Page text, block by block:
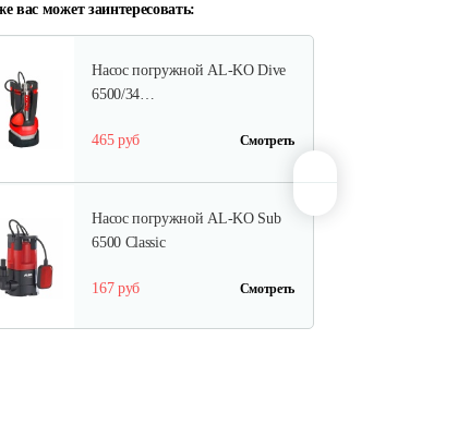
вас может заинтересовать:
Насос погружной AL-KO Dive
6500/34…
465 руб Смотреть
Насос погружной AL-KO Sub
6500 Classic
167 руб Смотреть